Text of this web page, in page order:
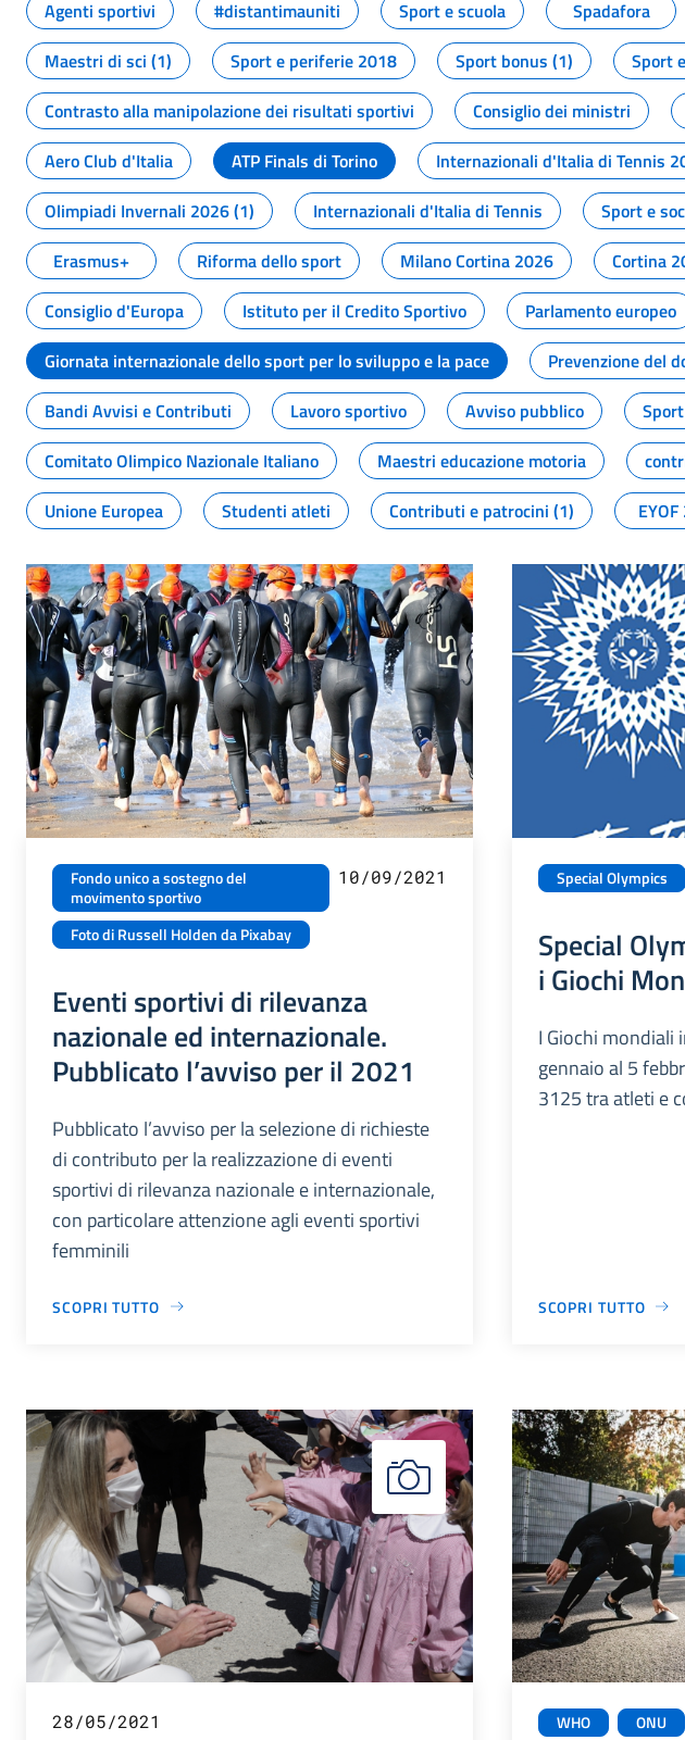
Agenti sportivi
#distantimauniti Sport e scuola Spadafora
Maestri di sci (1)
Sport e periferie 2018 Sport bonus (1) Sport
Contrasto alla manipolazione dei risultati sportivi
Consiglio dei ministri
Aero Club d'Italia
ATP Finals di Torino Internazionali d'Italia di Tennis
Olimpiadi Invernali 2026 (1)
Internazionali d'Italia di Tennis Sport e
Erasmus+
Riforma dello sport Milano Cortina 2026 Cortina
Consiglio d'Europa
Istituto per il Credito Sportivo Parlamento europeo
Giornata internazionale dello sport per lo sviluppo e la pace
Prevenzione del
Bandi Avvisi e Contributi
Lavoro sportivo Avviso pubblico
Comitato Olimpico Nazionale Italiano
Maestri educazione motoria
Unione Europea
Studenti atleti Contributi e patrocini (1)
Fondo unico a sostegno del
movimento sportivo
Foto di Russell Holden da Pixabay
10/09/2021
Eventi sportivi di rilevanza
nazionale ed internazionale.
Pubblicato l’avviso per il 2021
Pubblicato l’avviso per la selezione di richieste
di contributo per la realizzazione di eventi
sportivi di rilevanza nazionale e internazionale,
con particolare attenzione agli eventi sportivi
femminili
SCOPRI TUTTO
Special Olympics
Special
i Giochi
I Giochi mondiali
gennaio al 5
3125 tra atleti e
SCOPRI TUTTO
28/05/2021 WHO ONU